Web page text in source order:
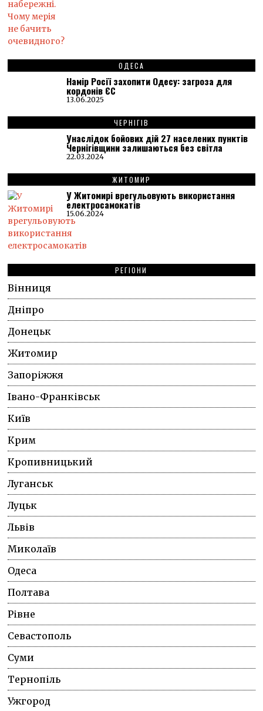
ОДЕСА
Намір Росії захопити Одесу: загроза для
кордонів ЄС
13.06.2025
ЧЕРНІГІВ
Унаслідок бойових дій 27 населених пунктів
Чернігівщини залишаються без світла
22.03.2024
ЖИТОМИР
У Житомирі врегульовують використання
електросамокатів
15.06.2024
РЕГІОНИ
Вінниця
Дніпро
Донецьк
Житомир
Запоріжжя
Івано-Франківськ
Київ
Крим
Кропивницький
Луганськ
Луцьк
Львів
Миколаїв
Одеса
Полтава
Рівне
Севастополь
Суми
Тернопіль
Ужгород